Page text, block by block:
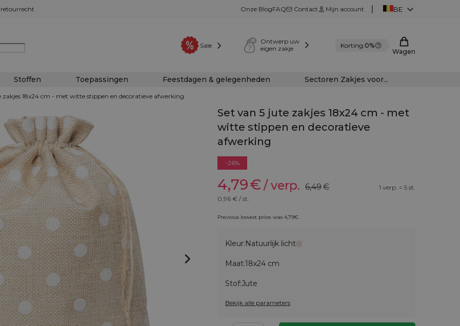
Onze BlogFAQ Contact Mijn account BE
Sale
Ontwerp uw
eigen zakje
Korting:0%
Wagen
Stoffen Toepassingen Feestdagen & gelegenheden Sectoren Zakjes voor...
zakjes 18x24 cm - met witte stippen en decoratieve afwerking
Set van 5 jute zakjes 18x24 cm - met
witte stippen en decoratieve
afwerking
-26%
4,79€/ verp. 6,49€
1 verp. = 5 st.
0,96€ / st.
Previous lowest price was 4,79€.
Kleur:Natuurlijk licht
Maat:18x24 cm
Stof:Jute
Bekijk alle parameters